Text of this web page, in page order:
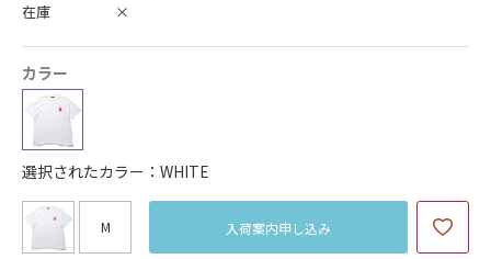
在庫
×
カラー
選択されたカラー：WHITE
M 入荷案内申し込み